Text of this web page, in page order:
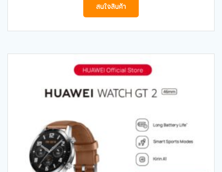
สนใจสินค้า